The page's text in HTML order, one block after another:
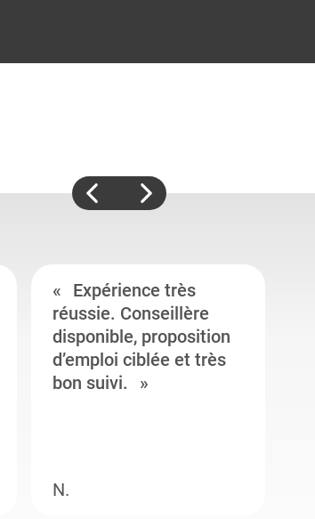
Expérience très
réussie. Conseillère
disponible, proposition
d’emploi ciblée et très
bon suivi.
N.